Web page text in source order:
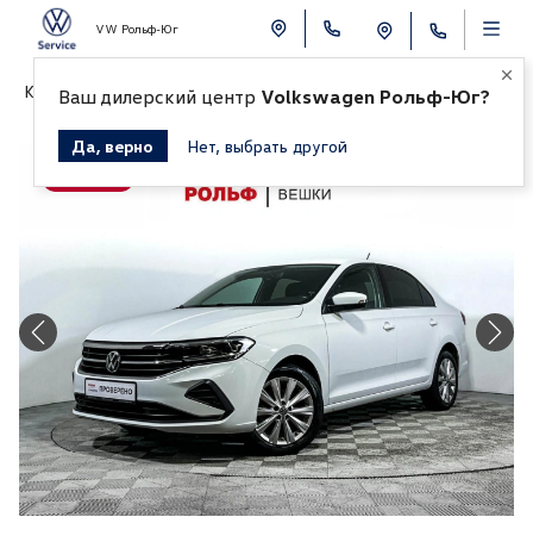
VW Рольф-Юг
К СПИСКУ АВТОМОБИЛЕЙ
Ваш дилерский центр Volkswagen Рольф-Юг?
Да, верно Нет, выбрать другой